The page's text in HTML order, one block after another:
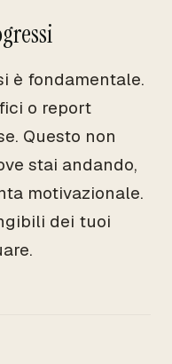
è fondamentale.
o report
Questo non
stai andando,
motivazionale.
dei tuoi